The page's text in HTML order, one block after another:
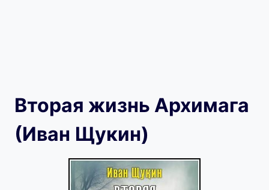
Вторая жизнь Архимага
(Иван Щукин)